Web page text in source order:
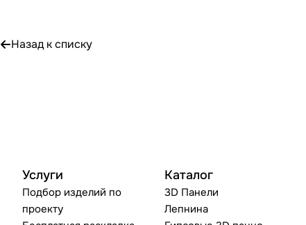
Назад к списку
Услуги
Подбор изделий по
проекту
Каталог
3D Панели
Лепнина